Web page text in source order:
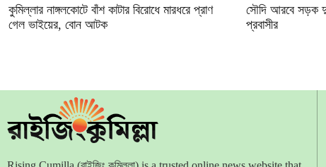
কুমিল্লার নাঙ্গলকোটে বাঁশ কাটার বিরোধে মারধরে প্রাণ
গেল ভাইয়ের, বোন আটক
সৌদি আরবে সড়ক
প্রবাসীর